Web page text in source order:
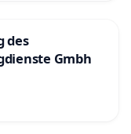
des
Gmbh